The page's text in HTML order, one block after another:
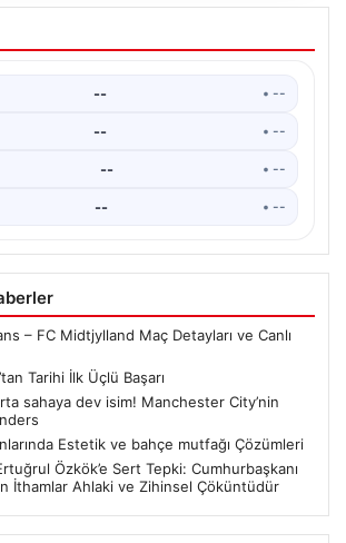
Tarihi İlk Üçlü
noktasına imza attı. Takımının
-- • --
-- • --
-- • --
-- • --
– FC Midtjylland Maç Detayları ve Canlı
Tarihi İlk Üçlü Başarı
sahaya dev isim! Manchester City’nin
Estetik ve bahçe mutfağı Çözümleri
Özkök’e Sert Tepki: Cumhurbaşkanı
İthamlar Ahlaki ve Zihinsel Çöküntüdür